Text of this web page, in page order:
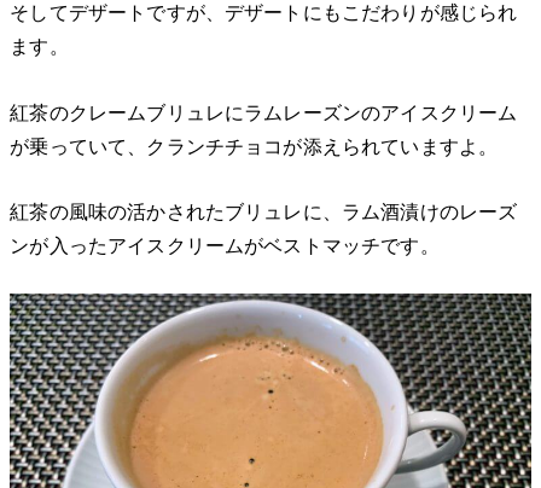
そしてデザートですが、デザートにもこだわりが感じられ
ます。
紅茶のクレームブリュレにラムレーズンのアイスクリーム
が乗っていて、クランチチョコが添えられていますよ。
紅茶の風味の活かされたブリュレに、ラム酒漬けのレーズ
ンが入ったアイスクリームがベストマッチです。